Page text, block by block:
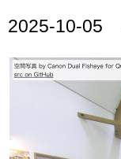
2025-10-05